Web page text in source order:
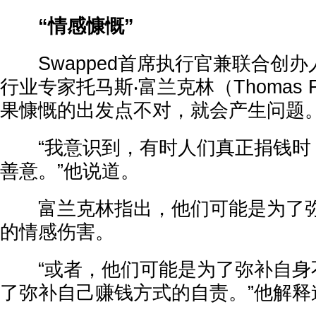
“情感慷慨”
Swapped首席执行官兼联合创办
行业专家托马斯‧富兰克林（Thomas
果慷慨的出发点不对，就会产生问题
“我意识到，有时人们真正捐钱时
善意。”他说道。
富兰克林指出，他们可能是为了
的情感伤害。
“或者，他们可能是为了弥补自身
了弥补自己赚钱方式的自责。”他解